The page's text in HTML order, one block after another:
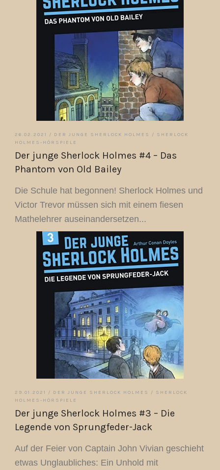
26.02.2021 / DER JUNGE SHERLOCK HOLMES / SHERLOCK
HOLMES-HÖRSPIELE
Der junge Sherlock Holmes #4 – Das
Phantom von Old Bailey
Die Schule hat begonnen! Sherlock Holmes und
Victor Trevor müssen sich mit einem fiesen
Mathelehrer auseinandersetzen...
29.01.2021 / DER JUNGE SHERLOCK HOLMES / SHERLOCK
HOLMES-HÖRSPIELE
Der junge Sherlock Holmes #3 – Die
Legende von Sprungfeder-Jack
Auf der Feier von Captain John Vivian geschieht
etwas Unglaubliches: Ein Unhold mit